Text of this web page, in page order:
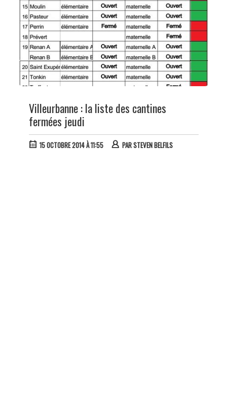
Villeurbanne : la liste des cantines
fermées jeudi
15 OCTOBRE 2014 À 11:55 PARSTEVEN BELFILS